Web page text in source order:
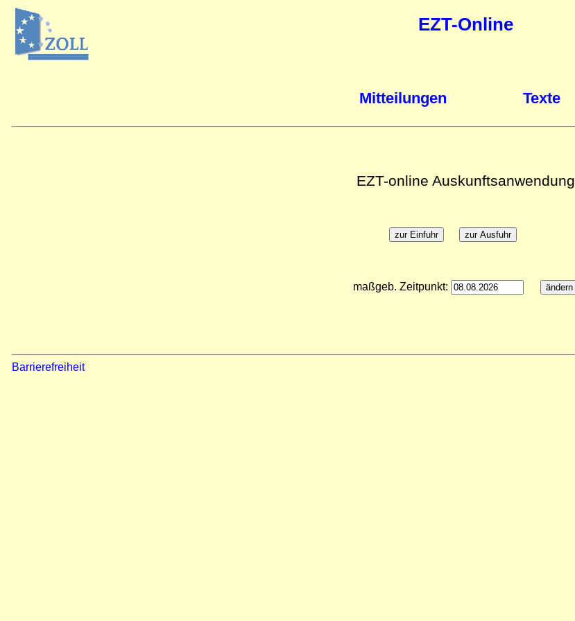
EZT-Online
Mitteilungen Texte
EZT-online Auskunftsanwendung
maßgeb. Zeitpunkt:
Barrierefreiheit